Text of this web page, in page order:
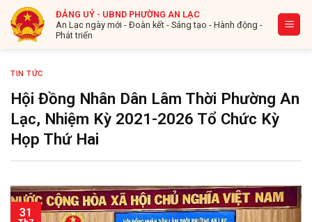
qua
ĐẢNG UỶ - UBND PHƯỜNG AN LẠC
An Lạc ngày mới - Đoàn kết - Sáng tạo - Hành động -
Phát triển
TIN TỨC
Hội Đồng Nhân Dân Lâm Thời Phường An
Lạc, Nhiệm Kỳ 2021-2026 Tổ Chức Kỳ
Họp Thứ Hai
31